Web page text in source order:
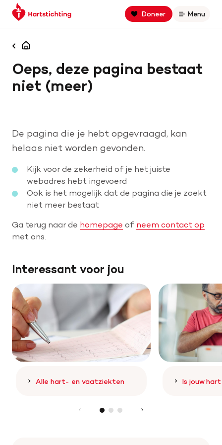
Spring
naar
Spring
naar
navigatie
Keer
terug
de
Doneer
Open
Menu
Zoek binnen hartstichting.nl
Zoeken
Home
Oorzaken
Is jouw hart gezond?
Help mee met geld
Leven met
Wetenschappelijk onderzoek
Doneer
Homepagina
Oeps, deze pagina bestaat
niet (meer)
De pagina die je hebt opgevraagd, kan
helaas niet worden gevonden.
Kijk voor de zekerheid of je het juiste
webadres hebt ingevoerd
Ook is het mogelijk dat de pagina die je zoekt
niet meer bestaat
Ga terug naar de homepage of neem contact op
met ons.
Interessant voor jou
Alle hart- en vaatziekten Is jouw